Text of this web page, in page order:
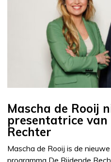
Mascha de Rooij
presentatrice van
Rechter
Mascha de Rooij is de